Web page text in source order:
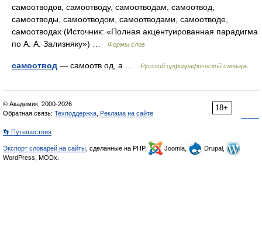
самоотводов, самоотводу, самоотводам, самоотвод,
самоотводы, самоотводом, самоотводами, самоотводе,
самоотводах (Источник: «Полная акцентуированная парадигма
по А. А. Зализняку») …
Формы слов
самоотвод — самоотв од, а … Русский орфографический словарь
18+
© Академик, 2000-2026
Обратная связь: Техподдержка Реклама на сайте
👣 Путешествия
Экспорт словарей на сайты , сделанные на PHP, Joomla,
Drupal,
WordPress, MODx.